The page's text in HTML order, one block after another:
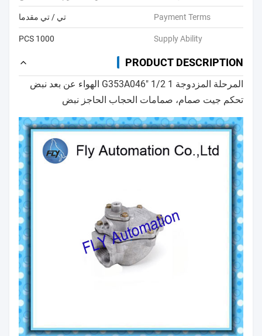
Payment Terms تي / تي مقدما
Supply Ability
1000 PCS
PRODUCT DESCRIPTION
المرحلة المزدوجة 1 1/2 "G353A046 الهواء عن بعد نبض
تحكم جيت صمام، صمامات الحجاب الحاجز نبض